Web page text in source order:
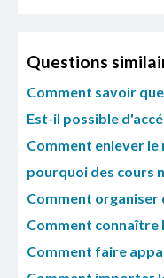
Questions
Comment savoir
Est-il possible
Comment enlever
pourquoi des cours
Comment organiser
Comment connaître
Comment faire